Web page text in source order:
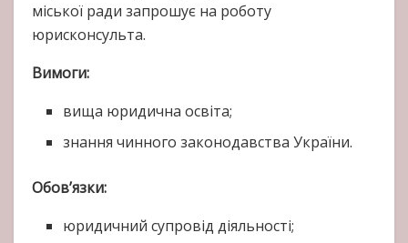
міської ради запрошує на роботу
юрисконсульта.
Вимоги:
вища юридична освіта;
знання чинного законодавства України.
Обов’язки:
юридичний супровід діяльності;